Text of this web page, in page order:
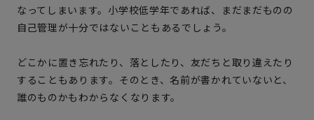
なってしまいます。小学校低学年であれば、まだまだものの
自己管理が十分ではないこともあるでしょう。
どこかに置き忘れたり、落としたり、友だちと取り違えたり
することもあります。そのとき、名前が書かれていないと、
誰のものかもわからなくなります。